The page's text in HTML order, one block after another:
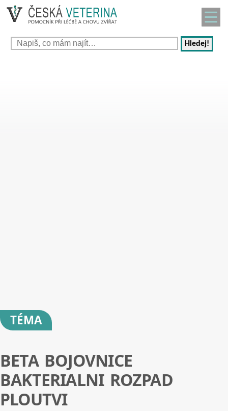
Hledej!
TÉMA
BETA BOJOVNICE
BAKTERIALNI ROZPAD
PLOUTVI